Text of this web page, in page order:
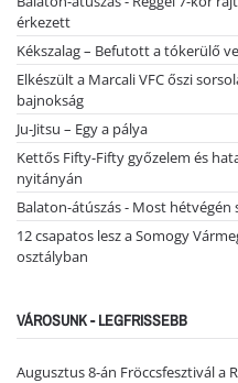
érkezett
Kékszalag – Befutott a tókerülő
Elkészült a Marcali VFC őszi
bajnokság
Ju-Jitsu – Egy a pálya
Kettős Fifty-Fifty győzelem és
nyitányán
Balaton-átúszás - Most
12 csapatos lesz a Somogy
osztályban
VÁROSUNK - LEGFRISSEBB
Augusztus 8-án Fröccsfesztivál a